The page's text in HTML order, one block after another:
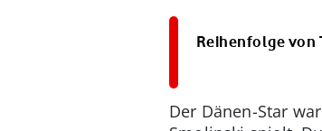
Reihenfolge von
Der Dänen-Star